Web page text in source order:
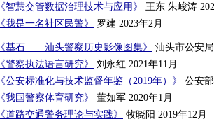
《智慧交管数据治理技术与应用》
王东 朱峻涛
《我是一名社区民警》
罗建 2023年2月
《基石——汕头警察历史影像图集》
汕头市公安
《警察执法语言研究》
刘永红 2021年11月
《公安标准化与技术监督年鉴（2019年）》
公安
《我国警察体育研究》
董如军 2020年1月
《道路交通警务理论与实践》
牧晓阳 2019年12月